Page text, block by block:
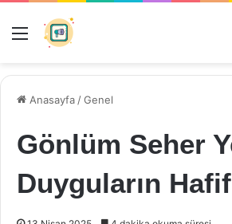
Menü
Anasayfa /Genel
Gönlüm Seher
Duyguların